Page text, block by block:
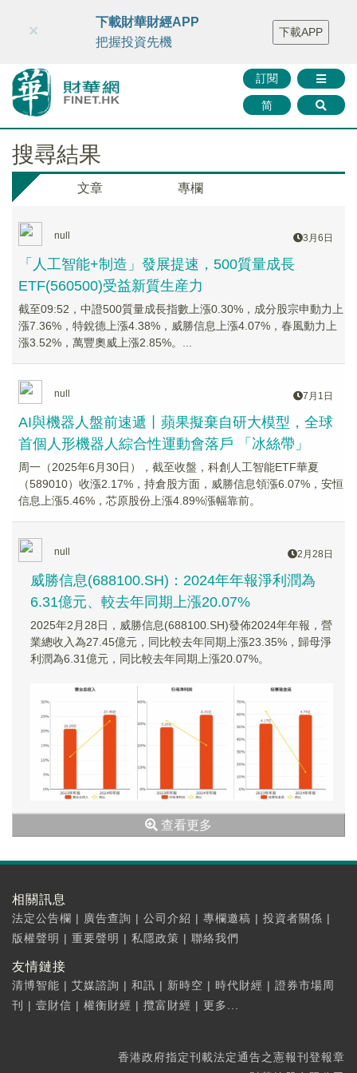
財華智庫網 FINTV FINMETA 財華證券 媒體矩陣
智庫沙龍
聯絡我們
訂閱
简
×
下載財華財經APP
把握投資先機
下載APP
搜尋結果
文章 專欄
null 3月6日
「人工智能+制造」發展提速，500質量成長
ETF(560500)受益新質生産力
截至09:52，中證500質量成長指數上漲0.30%，成分股宗申動力上
漲7.36%，特銳德上漲4.38%，威勝信息上漲4.07%，春風動力上
漲3.52%，萬豐奧威上漲2.85%。...
null 7月1日
AI與機器人盤前速遞丨蘋果擬棄自研大模型，全球
首個人形機器人綜合性運動會落戶 「冰絲帶」
周一（2025年6月30日），截至收盤，科創人工智能ETF華夏
（589010）收漲2.17%，持倉股方面，威勝信息領漲6.07%，安恒
信息上漲5.46%，芯原股份上漲4.89%漲幅靠前。
null 2月28日
威勝信息(688100.SH)：2024年年報淨利潤為
6.31億元、較去年同期上漲20.07%
2025年2月28日，威勝信息(688100.SH)發佈2024年年報，營
業總收入為27.45億元，同比較去年同期上漲23.35%，歸母淨
利潤為6.31億元，同比較去年同期上漲20.07%。
查看更多
相關訊息
法定公告欄 | 廣告查詢 | 公司介紹 | 專欄邀稿 | 投資者關係 |
版權聲明 | 重要聲明 | 私隱政策 | 聯絡我們
友情鏈接
清博智能 | 艾媒諮詢 | 和訊 | 新時空 | 時代財經 | 證券市場周
刊
| 壹財信 | 權衡財經 | 攬富財經 | 更多...
香港政府指定刊載法定通告之憲報刊登報章